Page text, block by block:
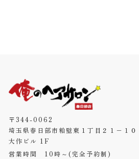
〒344-0062
埼玉県春日部市粕壁東１丁目２１−１０
大作ビル 1F
営業時間 10時～(完全予約制)